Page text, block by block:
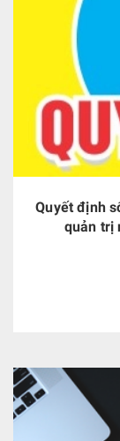
Quyết định
quản trị